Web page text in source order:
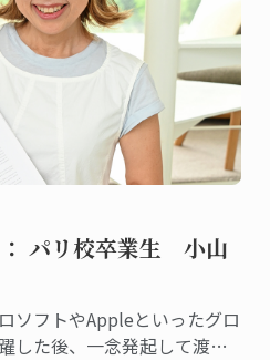
パリ校卒業生 小山
ソフトやAppleといったグロ
した後、一念発起して渡